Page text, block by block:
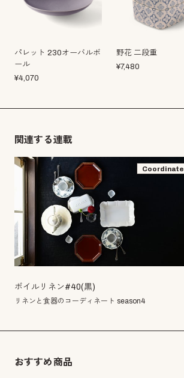
パレット 230オーバルボ
ール
¥4,070
野花 二段重
¥7,480
関連する連載
Coordinate
ボイルリネン#40(黒)
リネンと食器のコーディネート season4
おすすめ商品